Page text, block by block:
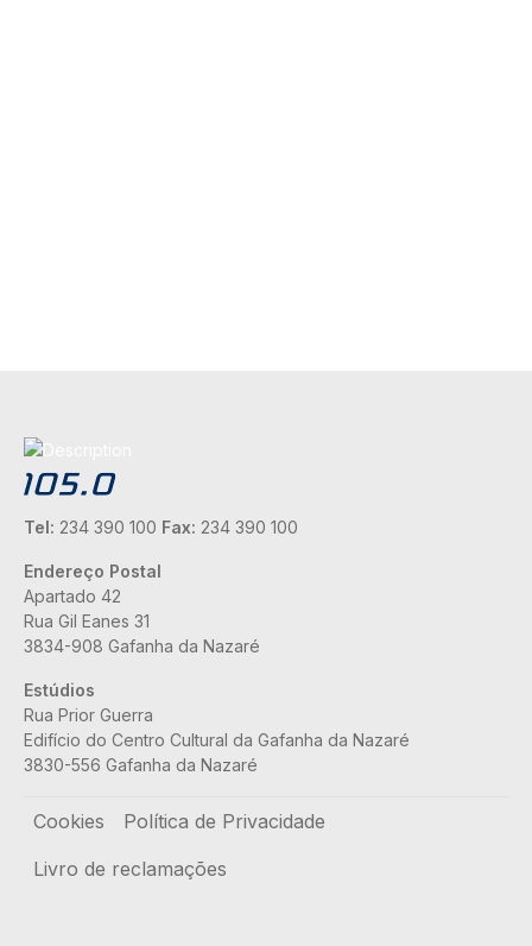
Tel: 234 390 100 Fax: 234 390 100
Endereço Postal
Apartado 42
Rua Gil Eanes 31
3834-908 Gafanha da Nazaré
Estúdios
Rua Prior Guerra
Edifício do Centro Cultural da Gafanha da Nazaré
3830-556 Gafanha da Nazaré
Rodapé
Cookies
Política de Privacidade
Livro de reclamações